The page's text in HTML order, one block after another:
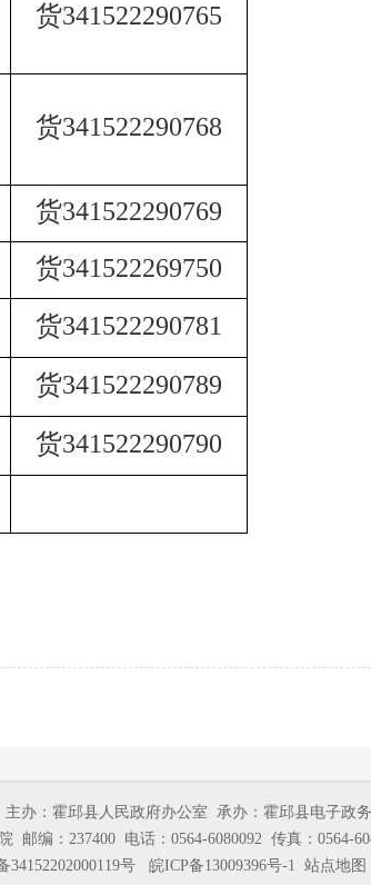
货341522290765
货341522290768
货341522290769
货341522269750
货341522290781
货341522290789
货341522290790
主办：霍邱县人民政府办公室 承办：霍邱县电子政
邮编：237400 电话：0564-6080092 传真：0564-
34152202000119号 皖ICP备13009396号-1 站点地图